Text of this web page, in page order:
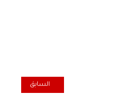
المقال السابق:
السابق